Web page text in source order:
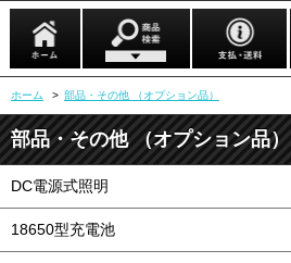
ホーム > 部品・その他 （オプション品）
部品・その他 （オプション品）
DC電源式照明
18650型充電池